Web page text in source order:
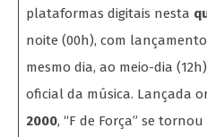
plataformas digitais nesta
noite (00h), com
mesmo dia, ao meio-dia
oficial da música. Lançada
2000, “F de Força” se